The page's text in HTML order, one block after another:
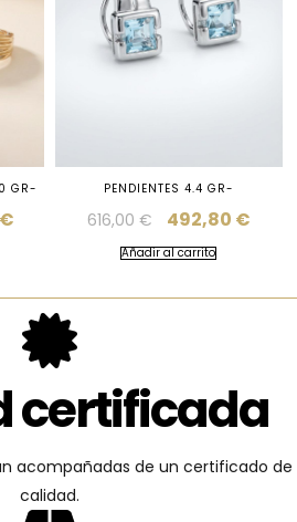
GR-
€
PENDIENTES 4.4 GR-
616,00 € 492,80 €
Añadir al carrito
certificada
acompañadas de un certificado de
calidad.